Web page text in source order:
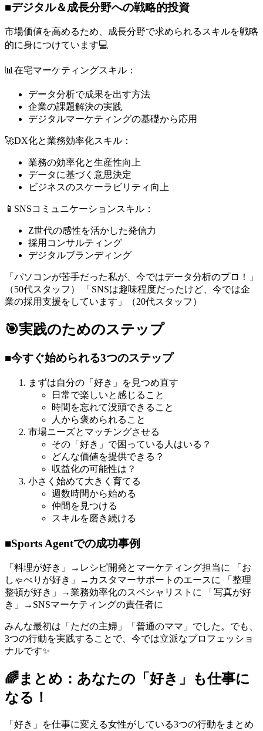
■デジタル＆成長分野への戦略的投資
市場価値を高めるため、成長分野で求められるスキルを戦略
的に身につけています💻
📊在宅マーケティングスキル：
データ分析で成果を出す方法
企業の課題解決の実践
デジタルマーケティングの基礎から応用
🚀DX化と業務効率化スキル：
業務の効率化と生産性向上
データに基づく意思決定
ビジネスのスケーラビリティ向上
📱SNSコミュニケーションスキル：
Z世代の感性を活かした発信力
採用コンサルティング
デジタルブランディング
「パソコンが苦手だった私が、今ではデータ分析のプロ！」
（50代スタッフ） 「SNSは趣味程度だったけど、今では企
業の採用支援をしています」（20代スタッフ）
🎯実践のためのステップ
■今すぐ始められる3つのステップ
まずは自分の「好き」を見つめ直す
日常で楽しいと感じること
時間を忘れて没頭できること
人から褒められること
市場ニーズとマッチングさせる
その「好き」で困っている人はいる？
どんな価値を提供できる？
収益化の可能性は？
小さく始めて大きく育てる
週数時間から始める
仲間を見つける
スキルを磨き続ける
■Sports Agentでの成功事例
「料理が好き」→レシピ開発とマーケティング担当に 「お
しゃべりが好き」→カスタマーサポートのエースに 「整理
整頓が好き」→業務効率化のスペシャリストに 「写真が好
き」→SNSマーケティングの責任者に
みんな最初は「ただの主婦」「普通のママ」でした。でも、
3つの行動を実践することで、今では立派なプロフェッショ
ナルです✨
🌈まとめ：あなたの「好き」も仕事に
なる！
「好き」を仕事に変える女性がしている3つの行動をまとめ